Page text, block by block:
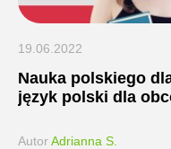
19.06.2022
Nauka polskiego
język polski dla
AutorAdrianna S.